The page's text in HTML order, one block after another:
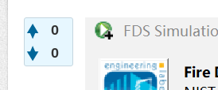
0
0